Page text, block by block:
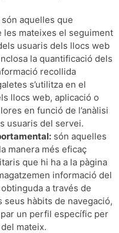
són aquelles que
les mateixes el seguiment
usuaris dels llocs web
la quantificació dels
recollida
s’utilitza en el
llocs web, aplicació o
en funció de l’anàlisi
usuaris del servei.
són aquelles
manera més eficaç
que hi ha a la pàgina
informació del
a través de
seus hàbits de navegació,
un perfil específic per
mateix.